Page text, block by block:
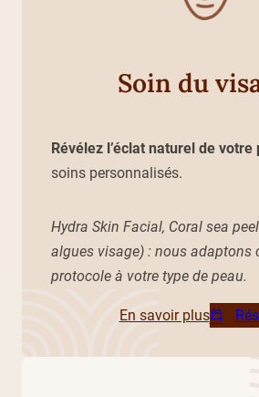
Soin du
Révélez l’éclat naturel de votre
soins personnalisés.
Hydra Skin Facial, Coral sea
algues visage) : nous adaptons
protocole à votre type de peau.
En savoir plus